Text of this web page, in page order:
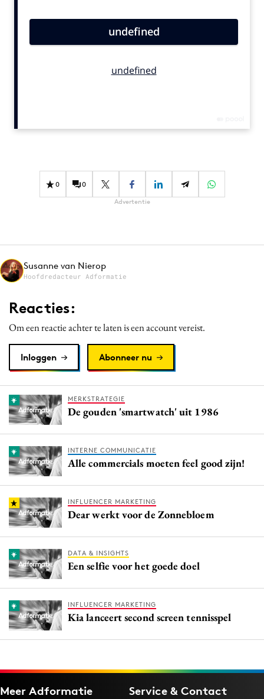
Carriere
Diversiteit
Interne communicatie
Martech
Media
PR
Programmatic
Purpose Marketing
Reputatie & crisis
0 0
Advertentie
Susanne van Nierop
Hoofdredacteur Adformatie
Reacties:
Om een reactie achter te laten is een account vereist.
Inloggen Abonneer nu
MERKSTRATEGIE
De gouden 'smartwatch' uit 1986
INTERNE COMMUNICATIE
Alle commercials moeten feel good zijn!
INFLUENCER MARKETING
Dear werkt voor de Zonnebloem
DATA & INSIGHTS
Een selfie voor het goede doel
INFLUENCER MARKETING
Kia lanceert second screen tennisspel
Meer Adformatie Service & Contact